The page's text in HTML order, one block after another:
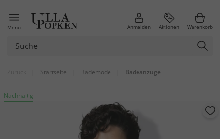
Menü Anmelden Aktionen Warenkorb
| Startseite | Bademode | Badeanzüge
Nachhaltig